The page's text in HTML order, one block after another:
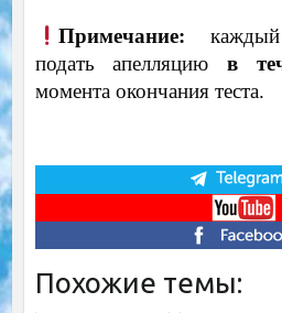
Примечание:
подать апелляцию в
момента окончания теста.
Похожие темы: